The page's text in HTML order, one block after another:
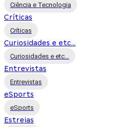
Ciência e Tecnologia
Críticas
Críticas
Curiosidades e etc...
Curiosidades e etc...
Entrevistas
Entrevistas
eSports
eSports
Estreias